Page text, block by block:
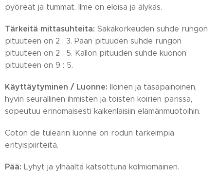
pyöreät ja tummat. Ilme on eloisa ja älykäs.
Tärkeitä mittasuhteita: Säkäkorkeuden suhde rungon
pituuteen on 2 : 3. Pään pituuden suhde rungon
pituuteen on 2 : 5. Kallon pituuden suhde kuonon
pituuteen on 9 : 5.
Käyttäytyminen / Luonne: Iloinen ja tasapainoinen,
hyvin seurallinen ihmisten ja toisten koirien parissa,
sopeutuu erinomaisesti kaikenlaisiin elämänmuotoihin.
Coton de tulearin luonne on rodun tärkeimpiä
erityispiirteitä.
Pää: Lyhyt ja ylhäältä katsottuna kolmiomainen.